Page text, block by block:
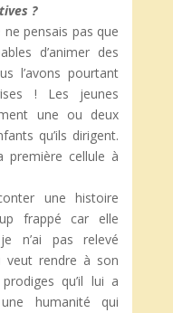
?
pensais pas que
d’animer des
l’avons pourtant
! Les jeunes
une ou deux
qu’ils dirigent.
première cellule à
une histoire
frappé car elle
n’ai pas relevé
veut rendre à son
qu’il lui a
humanité qui